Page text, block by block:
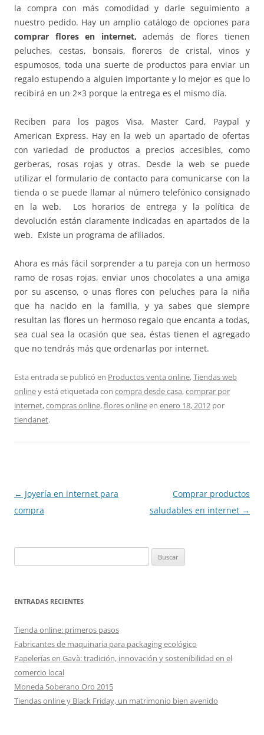
la compra con más comodidad y darle seguimiento a
nuestro pedido. Hay un amplio catálogo de opciones para
comprar flores en internet,además de flores tienen
peluches, cestas, bonsais, floreros de cristal, vinos y
espumosos, toda una suerte de productos para enviar un
regalo estupendo a alguien importante y lo mejor es que lo
recibirá en un 2×3 porque la entrega es el mismo día.
Reciben para los pagos Visa, Master Card, Paypal y
American Express. Hay en la web un apartado de ofertas
con variedad de productos a precios accesibles, como
gerberas, rosas rojas y otras. Desde la web se puede
utilizar el formulario de contacto para comunicarse con la
tienda o se puede llamar al número telefónico consignado
en la web. Los horarios de entrega y la política de
devolución están claramente indicadas en apartados de la
web. Existe un programa de afiliados.
Ahora es más fácil sorprender a tu pareja con un hermoso
ramo de rosas rojas, enviar unos chocolates a una amiga
por su ascenso, o unas flores con peluches para la niña
que ha nacido en la familia, y ya sabes que siempre
resultan las flores un hermoso regalo que encanta a todas,
sea cual sea la ocasión que sea, éstas tienen el agregado
que no tendrás más que ordenarlas por internet.
Esta entrada se publicó en Productos venta online,Tiendas web
onliney está etiquetada con compra desde casa,comprar por
internet,compras online,flores onlineen enero 18, 2012 por
tiendanet.
Navegación
de
← Joyería en internet para
compra
Comprar productos
saludables en internet →
ENTRADAS RECIENTES
Tienda online: primeros pasos
Fabricantes de maquinaria para packaging ecológico
Papelerías en Gavà: tradición, innovación y sostenibilidad en el
comercio local
Moneda Soberano Oro 2015
Tiendas online y Black Friday, un matrimonio bien avenido